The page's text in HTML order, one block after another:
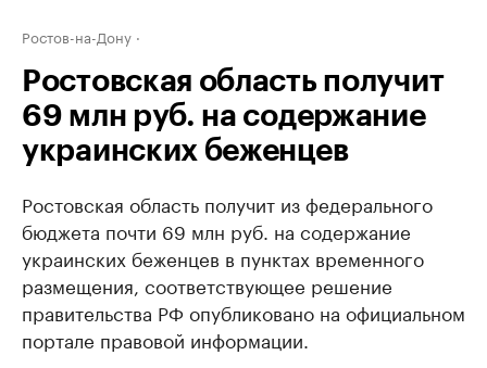
Ростов-на-Дону
Ростовская область получит
69 млн руб. на содержание
украинских беженцев
Ростовская область получит из федерального
бюджета почти 69 млн руб. на содержание
украинских беженцев в пунктах временного
размещения, соответствующее решение
правительства РФ опубликовано на официальном
портале правовой информации.